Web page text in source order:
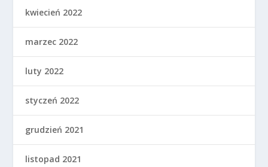
kwiecień 2022
marzec 2022
luty 2022
styczeń 2022
grudzień 2021
listopad 2021